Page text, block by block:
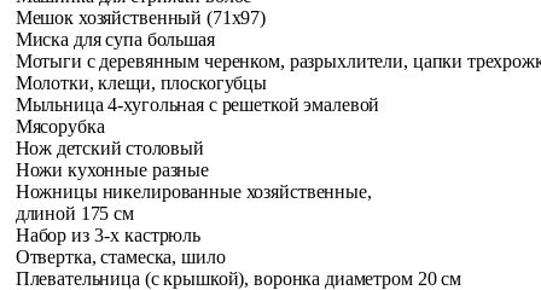
Мешок хозяйственный (71x97)
Миска для супа большая
Мотыги с деревянным черенком, разрыхлители, цапки
Молотки, клещи, плоскогубцы
Мыльница 4-хугольная с решеткой эмалевой
Мясорубка
Нож детский столовый
Ножи кухонные разные
Ножницы никелированные хозяйственные,
длиной 175 см
Набор из 3-х кастрюль
Отвертка, стамеска, шило
Плевательница (с крышкой), воронка диаметром 20 см